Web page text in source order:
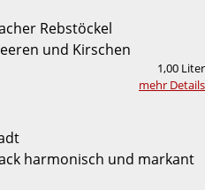
Rebstöckel
und Kirschen
1,00 Liter
mehr Details
harmonisch und markant